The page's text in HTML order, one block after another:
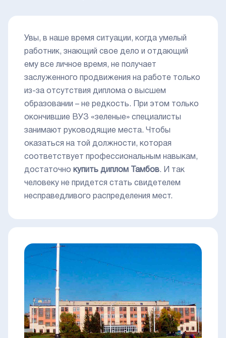
Увы, в наше время ситуации, когда умелый
работник, знающий свое дело и отдающий
ему все личное время, не получает
заслуженного продвижения на работе только
из-за отсутствия диплома о высшем
образовании – не редкость. При этом только
окончившие ВУЗ «зеленые» специалисты
занимают руководящие места. Чтобы
оказаться на той должности, которая
соответствует профессиональным навыкам,
достаточно купить диплом Тамбов. И так
человеку не придется стать свидетелем
несправедливого распределения мест.